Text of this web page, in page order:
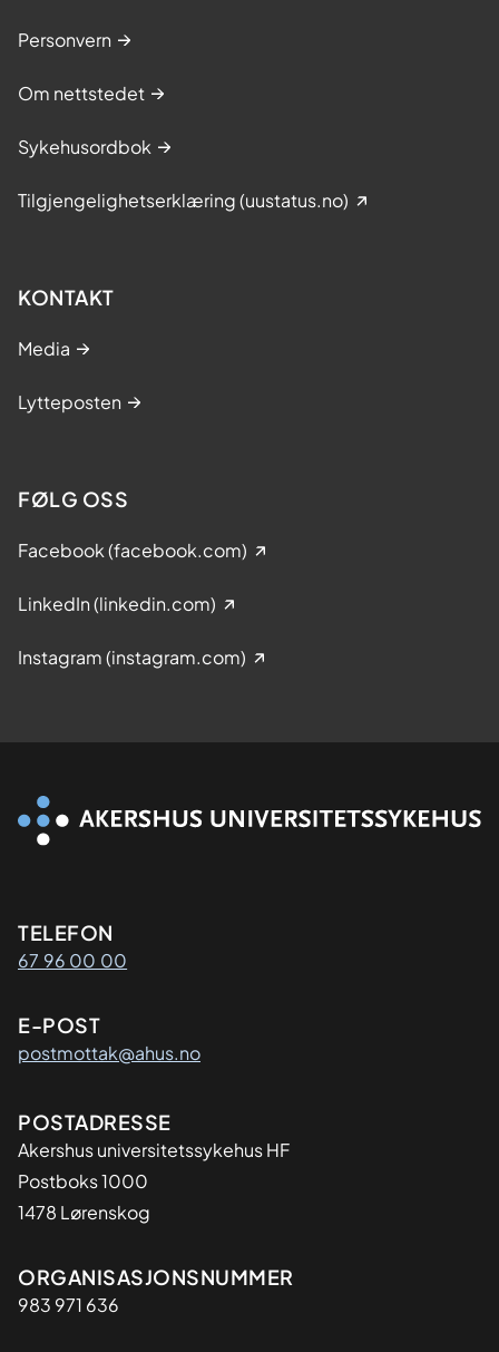
Personvern
Om nettstedet
Sykehusordbok
Tilgjengelighetserklæring (uustatus.no)
KONTAKT
Media
Lytteposten
FØLG OSS
Facebook (facebook.com)
LinkedIn (linkedin.com)
Instagram (instagram.com)
Kontaktinformasjon
TELEFON
67 96 00 00
E-POST
postmottak@ahus.no
Adresse
POSTADRESSE
Akershus universitetssykehus HF
Postboks 1000
1478 Lørenskog
Organisasjon
ORGANISASJONSNUMMER
983 971 636